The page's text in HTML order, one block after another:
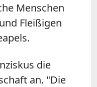
Menschen
Fleißigen
die
an. "Die